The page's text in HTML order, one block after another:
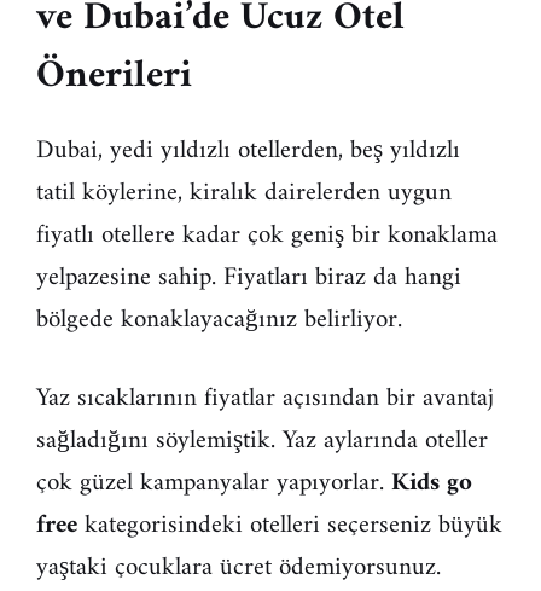
ve Dubai’de Ucuz Otel
Önerileri
Dubai, yedi yıldızlı otellerden, beş yıldızlı
tatil köylerine, kiralık dairelerden uygun
fiyatlı otellere kadar çok geniş bir konaklama
yelpazesine sahip. Fiyatları biraz da hangi
bölgede konaklayacağınız belirliyor.
Yaz sıcaklarının fiyatlar açısından bir avantaj
sağladığını söylemiştik. Yaz aylarında oteller
çok güzel kampanyalar yapıyorlar.Kids go
freekategorisindeki otelleri seçerseniz büyük
yaştaki çocuklara ücret ödemiyorsunuz.